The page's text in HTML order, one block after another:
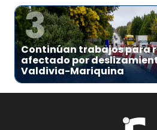
3
Continúan trabajos para
afectado por
Valdivia-Mariquina